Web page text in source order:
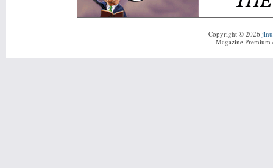
Copyright © 2026
Magazine Premium